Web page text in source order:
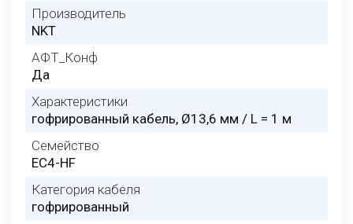
Производитель
NKT
АФТ_Конф
Да
Характеристики
гофрированный кабель, Ø13,6 мм / L = 1 м
Семейство
EC4-HF
Категория кабеля
гофрированный